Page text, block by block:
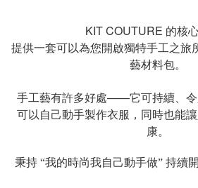
KIT COUTURE 的核
提供一套可以為您開啟獨特手工之旅
藝材料包。
手工藝有許多好處——它可持續、
可以自己動手製作衣服，同時也能
康。
秉持 “我的時尚我自己動手做” 持續